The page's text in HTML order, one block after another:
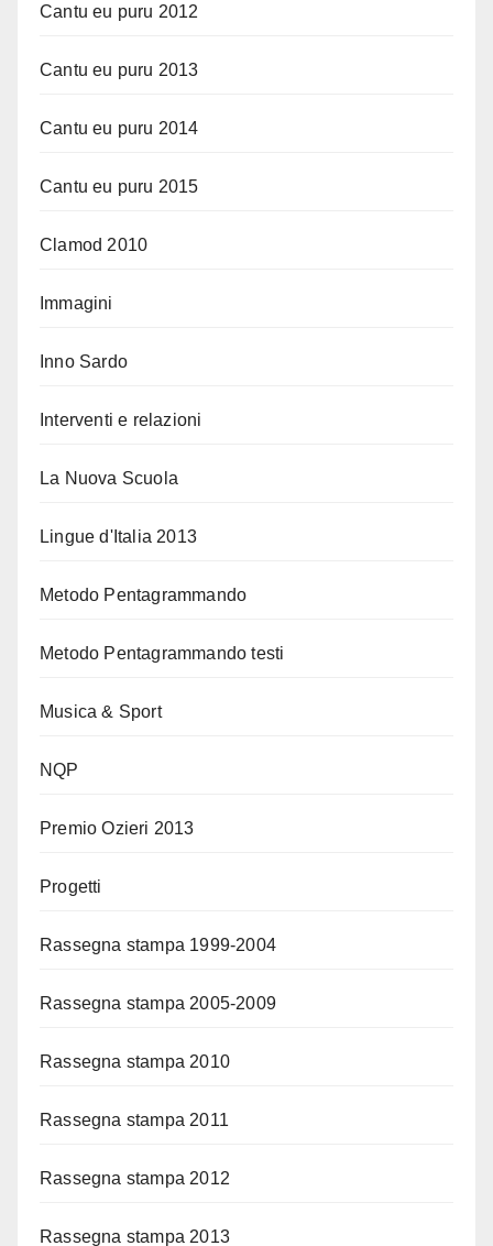
Cantu eu puru 2012
Cantu eu puru 2013
Cantu eu puru 2014
Cantu eu puru 2015
Clamod 2010
Immagini
Inno Sardo
Interventi e relazioni
La Nuova Scuola
Lingue d'Italia 2013
Metodo Pentagrammando
Metodo Pentagrammando testi
Musica & Sport
NQP
Premio Ozieri 2013
Progetti
Rassegna stampa 1999-2004
Rassegna stampa 2005-2009
Rassegna stampa 2010
Rassegna stampa 2011
Rassegna stampa 2012
Rassegna stampa 2013